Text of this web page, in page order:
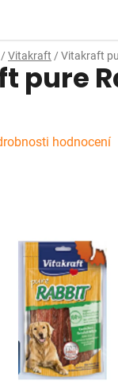
/ Vitakraft / Vitakraft
pure
hodnocení